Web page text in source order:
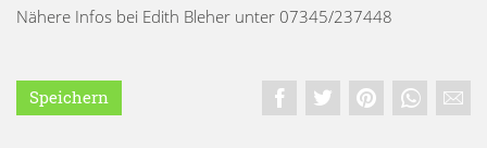
Nähere Infos bei Edith Bleher unter 07345/237448
Speichern